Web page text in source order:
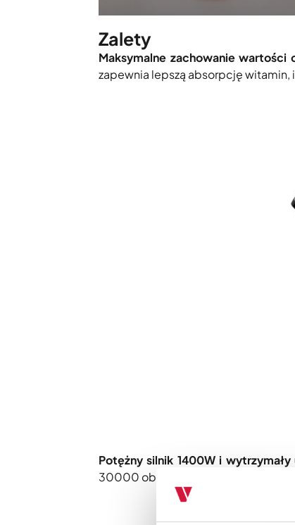
Zalety
Maksymalne zachowanie wartości
zapewnia lepszą absorpcję
Potężny silnik 1400W i wytrzymały
30000 obrotów na minutę.